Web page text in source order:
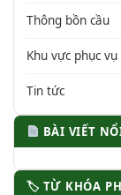
Thông bồn cầu
Khu vực phục vụ
Tin tức
BÀI VIẾT
🏷 TỪ KHÓA